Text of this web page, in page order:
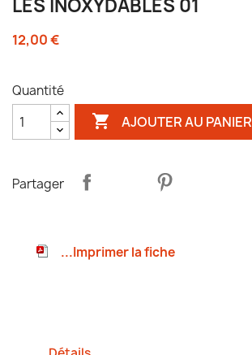
LES INOXYDABLES 01
12,00 €
Quantité
 AJOUTER AU PANIER
Partager
...Imprimer la fiche